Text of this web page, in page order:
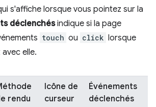
s'affiche lorsque vous pointez sur la
déclenchésindique si la page
touch ou click lorsque
elle.
rendu
Icône de
curseur
Événements
déclenchés